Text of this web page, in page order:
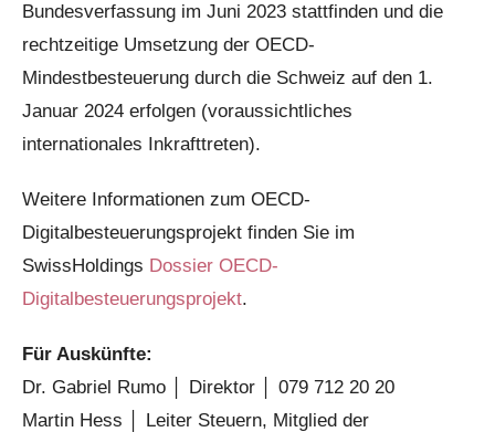
Bundesverfassung im Juni 2023 stattfinden und die
rechtzeitige Umsetzung der OECD-
Mindestbesteuerung durch die Schweiz auf den 1.
Januar 2024 erfolgen (voraussichtliches
internationales Inkrafttreten).
Weitere Informationen zum OECD-
Digitalbesteuerungsprojekt finden Sie im
SwissHoldings Dossier OECD-
Digitalbesteuerungsprojekt.
Für Auskünfte:
Dr. Gabriel Rumo │ Direktor │ 079 712 20 20
Martin Hess │ Leiter Steuern, Mitglied der